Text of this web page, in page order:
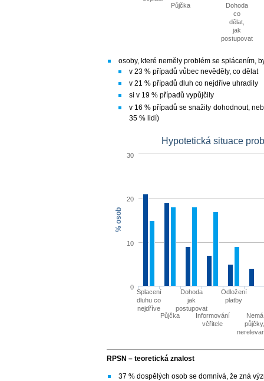
Půjčka
Dohoda
co
dělat,
jak
postupovat
osoby, které neměly problém se splácením,
v 23 % případů vůbec nevěděly, co dělat
v 21 % případů dluh co nejdříve uhradily
si v 19 % případů vypůjčily
v 16 % případů se snažily dohodnout,
35 % lidí)
% osob
Hypotetická situace
Splacení
dluhu co
nejdříve
Půjčka
Dohoda
jak
postupovat
Informování
věřitele
Odložení
platby
Nemá
0
10
20
30
RPSN – teoretická znalost
37 % dospělých osob se domnívá, že zná